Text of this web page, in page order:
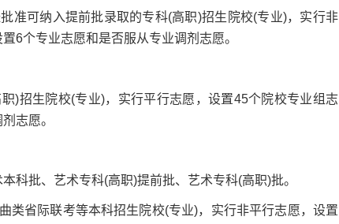
可纳入提前批录取的专科(高职)招生院校(专业)，实行非
6个专业志愿和是否服从专业调剂志愿。
生院校(专业)，实行平行志愿，设置45个院校专业组志
志愿。
批、艺术专科(高职)提前批、艺术专科(高职)批。
省际联考等本科招生院校(专业)，实行非平行志愿，设置